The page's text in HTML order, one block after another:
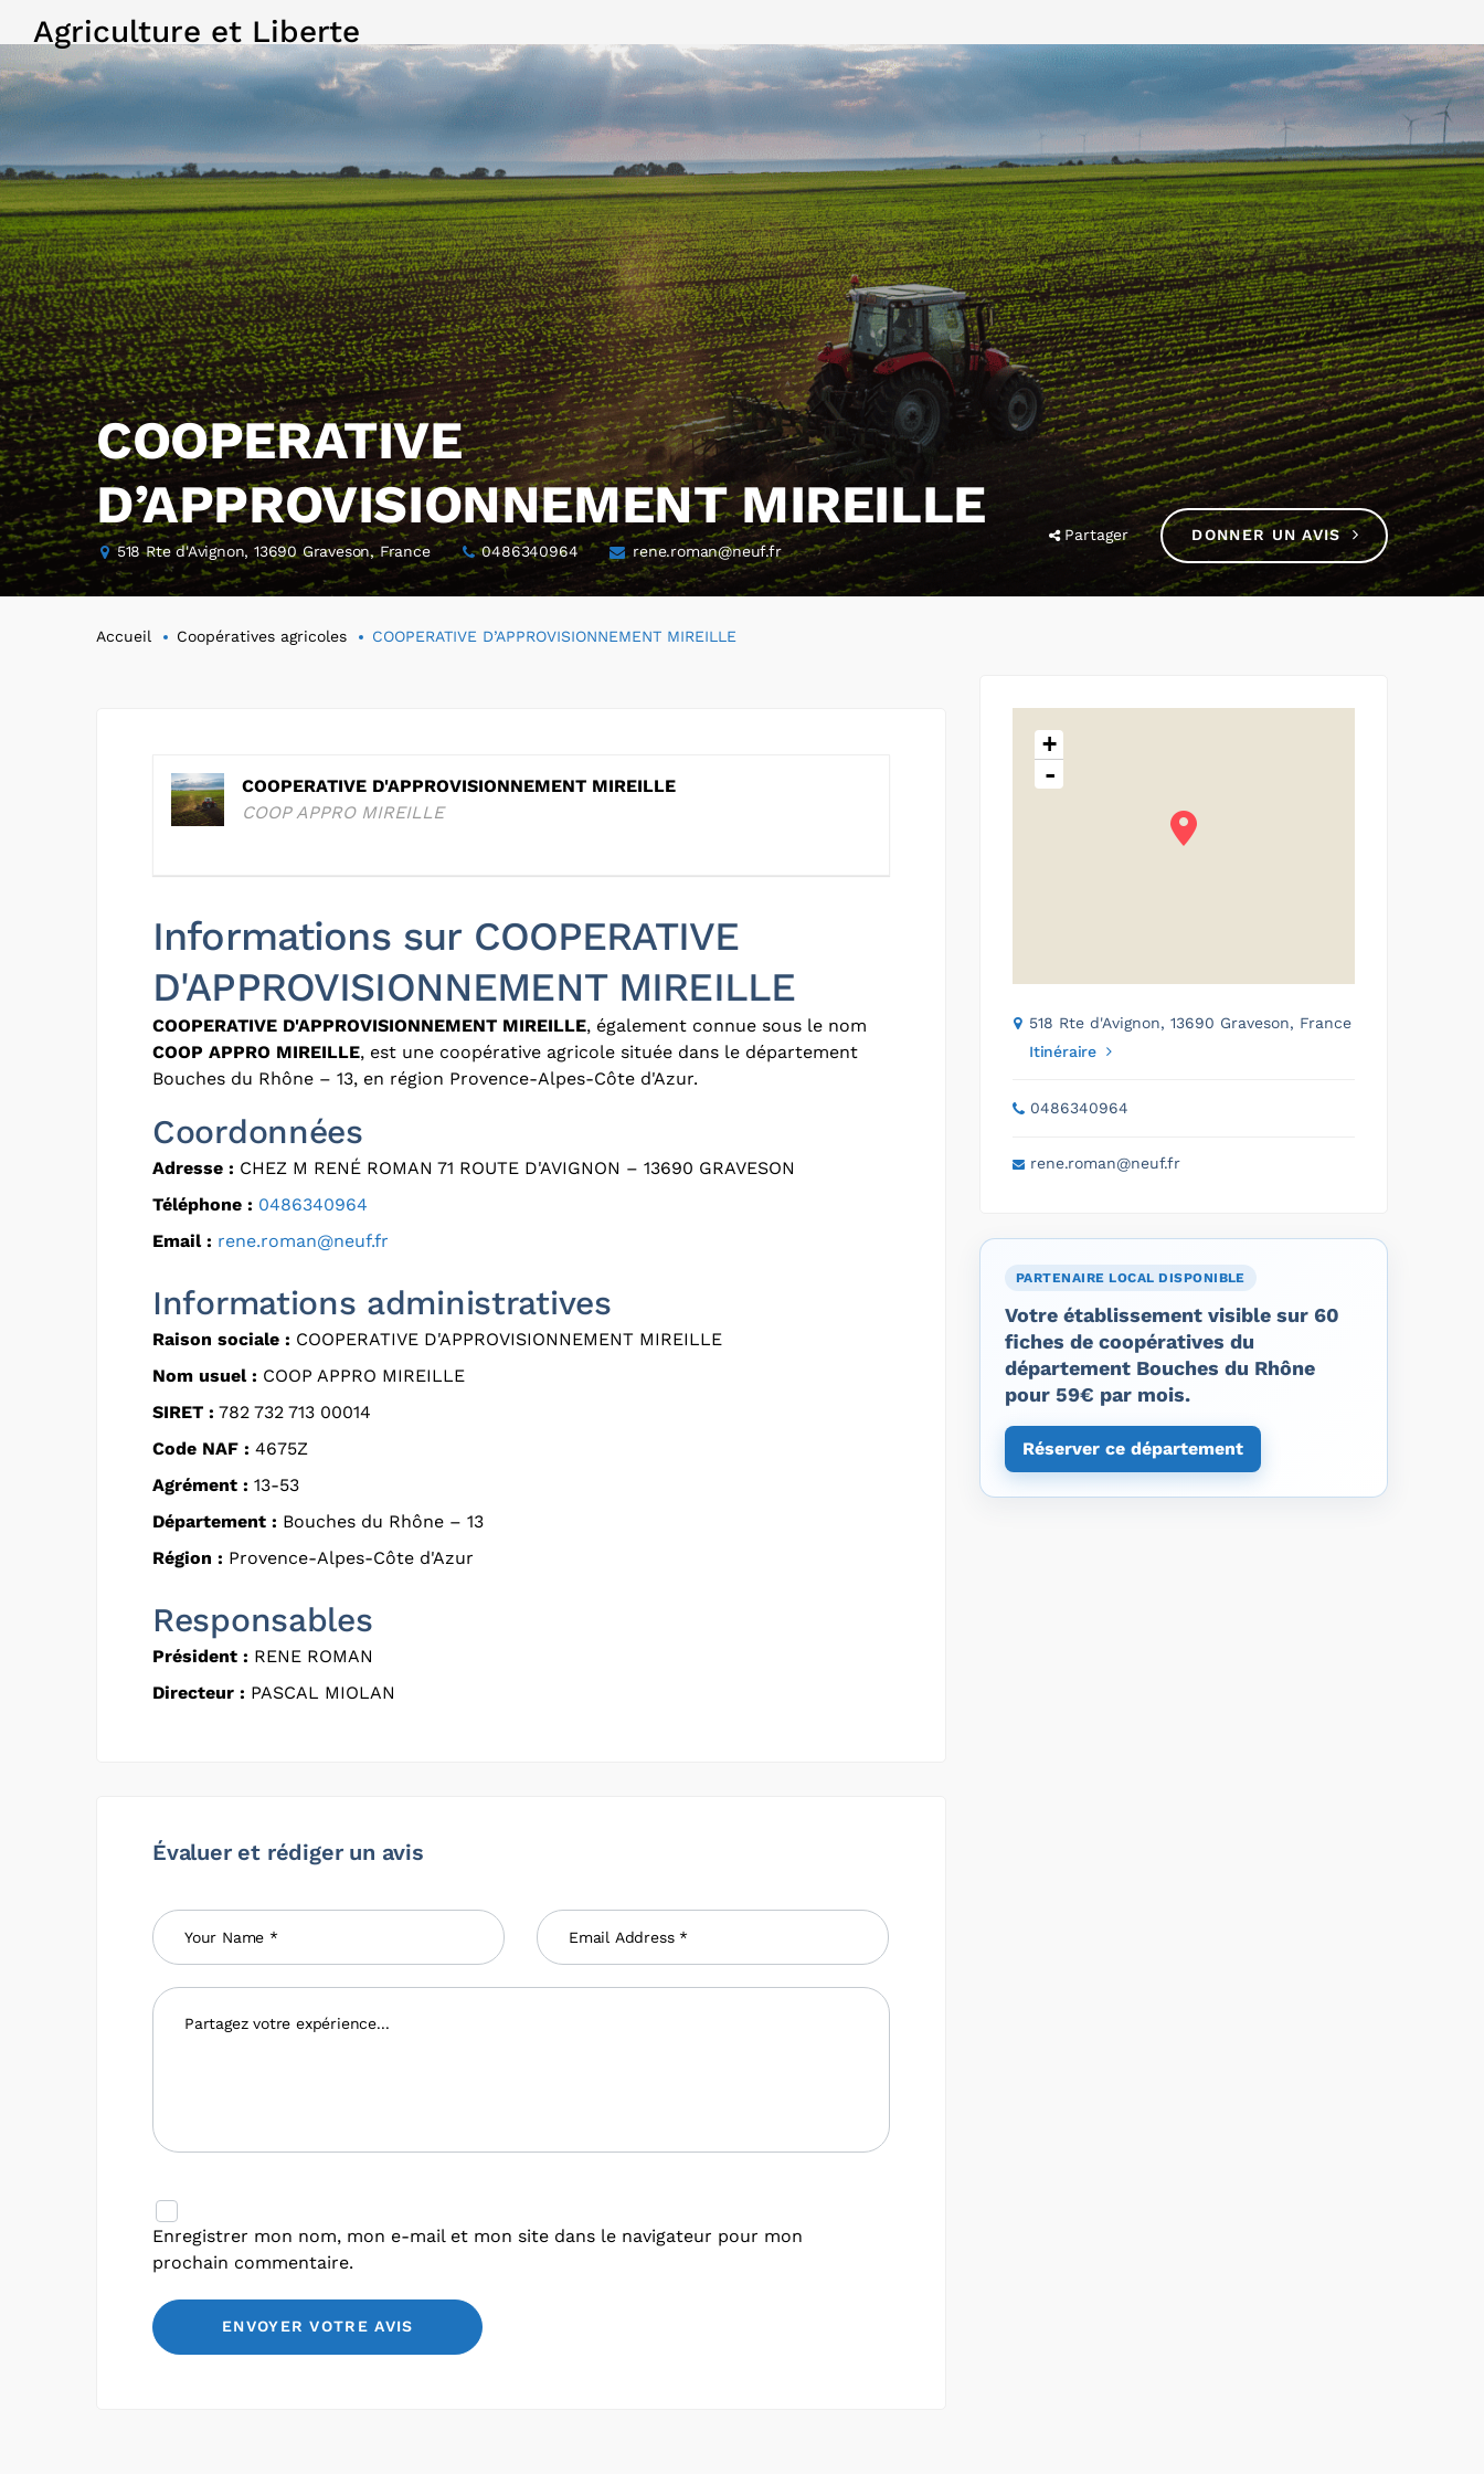
Agriculture et Liberte
COOPERATIVE
D’APPROVISIONNEMENT MIREILLE
518 Rte d'Avignon, 13690 Graveson, France 0486340964 rene.roman@neuf.fr
Partager DONNER UN AVIS
Accueil Coopératives agricoles COOPERATIVE D’APPROVISIONNEMENT MIREILLE
COOPERATIVE D'APPROVISIONNEMENT MIREILLE
COOP APPRO MIREILLE
Informations sur COOPERATIVE
D'APPROVISIONNEMENT MIREILLE
COOPERATIVE D'APPROVISIONNEMENT MIREILLE, également connue sous le nom
COOP APPRO MIREILLE, est une coopérative agricole située dans le département
Bouches du Rhône – 13, en région Provence-Alpes-Côte d'Azur.
Coordonnées
Adresse : CHEZ M RENÉ ROMAN 71 ROUTE D'AVIGNON – 13690 GRAVESON
Téléphone : 0486340964
Email : rene.roman@neuf.fr
Informations administratives
Raison sociale : COOPERATIVE D'APPROVISIONNEMENT MIREILLE
Nom usuel : COOP APPRO MIREILLE
SIRET : 782 732 713 00014
Code NAF : 4675Z
Agrément : 13-53
Département : Bouches du Rhône – 13
Région : Provence-Alpes-Côte d'Azur
Responsables
Président : RENE ROMAN
Directeur : PASCAL MIOLAN
Évaluer et rédiger un avis
Enregistrer mon nom, mon e-mail et mon site dans le navigateur pour mon
prochain commentaire.
+
-
518 Rte d'Avignon, 13690 Graveson, France
Itinéraire
0486340964
rene.roman@neuf.fr
PARTENAIRE LOCAL DISPONIBLE
Votre établissement visible sur 60
fiches de coopératives du
département Bouches du Rhône
pour 59€ par mois.
Réserver ce département